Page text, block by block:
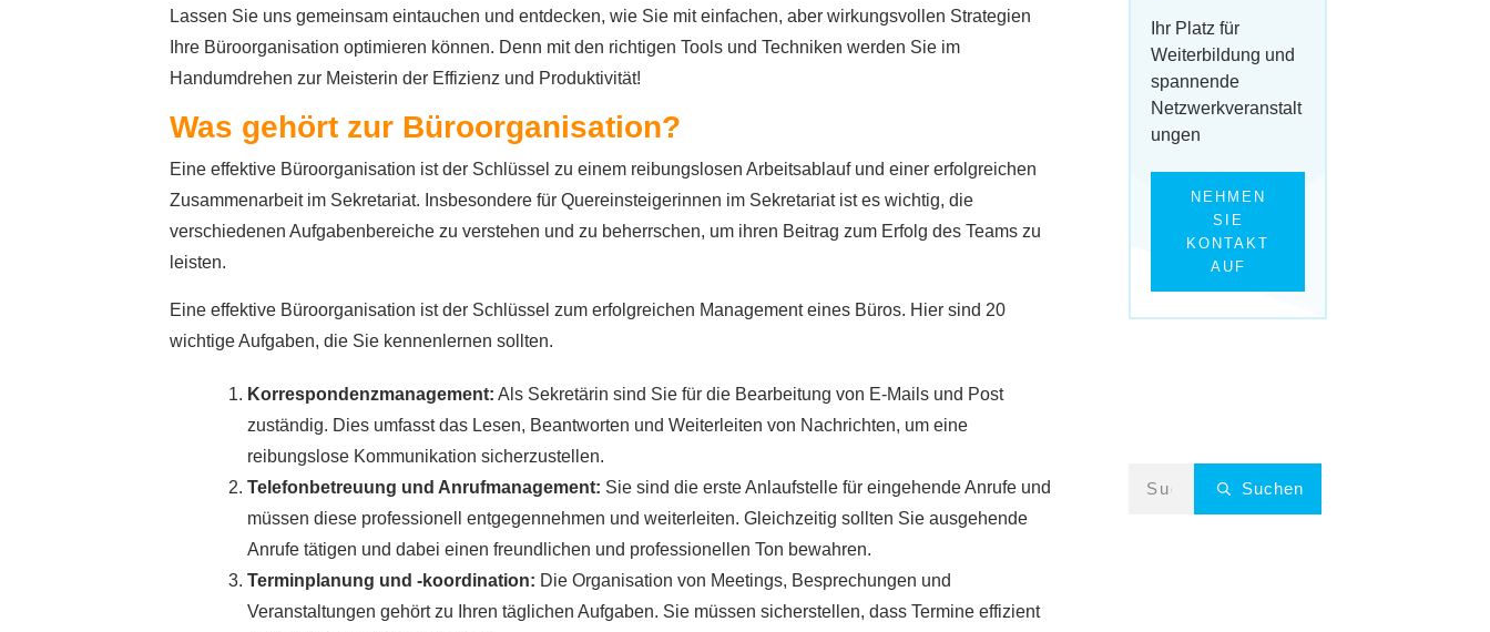
Lassen Sie uns gemeinsam eintauchen und entdecken, wie Sie mit einfachen, aber wirkungsvollen Strategien
Ihre Büroorganisation optimieren können. Denn mit den richtigen Tools und Techniken werden Sie im
Handumdrehen zur Meisterin der Effizienz und Produktivität!
Was gehört zur Büroorganisation?
Eine effektive Büroorganisation ist der Schlüssel zu einem reibungslosen Arbeitsablauf und einer erfolgreichen
Zusammenarbeit im Sekretariat. Insbesondere für Quereinsteigerinnen im Sekretariat ist es wichtig, die
verschiedenen Aufgabenbereiche zu verstehen und zu beherrschen, um ihren Beitrag zum Erfolg des Teams zu
leisten.
Eine effektive Büroorganisation ist der Schlüssel zum erfolgreichen Management eines Büros. Hier sind 20
wichtige Aufgaben, die Sie kennenlernen sollten.
Korrespondenzmanagement: Als Sekretärin sind Sie für die Bearbeitung von E-Mails und Post
zuständig. Dies umfasst das Lesen, Beantworten und Weiterleiten von Nachrichten, um eine
reibungslose Kommunikation sicherzustellen.
Telefonbetreuung und Anrufmanagement: Sie sind die erste Anlaufstelle für eingehende Anrufe und
müssen diese professionell entgegennehmen und weiterleiten. Gleichzeitig sollten Sie ausgehende
Anrufe tätigen und dabei einen freundlichen und professionellen Ton bewahren.
Terminplanung und -koordination: Die Organisation von Meetings, Besprechungen und
Veranstaltungen gehört zu Ihren täglichen Aufgaben. Sie müssen sicherstellen, dass Termine effizient
Ihr Platz für
Weiterbildung und
spannende
Netzwerkveranstalt
ungen
NEHMEN
SIE
KONTAKT
AUF
Suchen